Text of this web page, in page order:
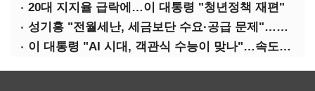
20대 지지율 급락에…이 대통령 "청년정책 재편"
성기홍 "전월세난, 세금보단 수요·공급 문제"…닥공 시사
이 대통령 "AI 시대, 객관식 수능이 맞나"…속도전 '경계'